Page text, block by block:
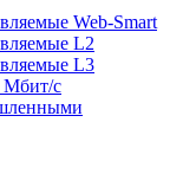
Web-Smart
L2
L3
Мбит/с